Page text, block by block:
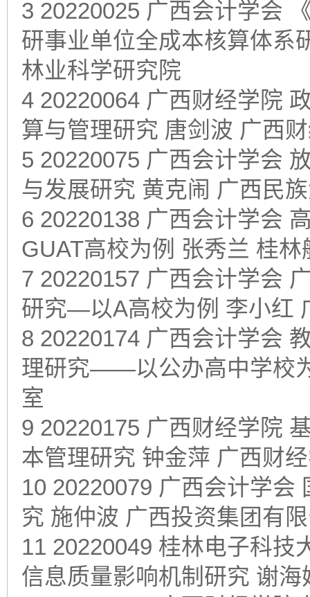
3 20220025 广西会计学会
研事业单位全成本核算体系
林业科学研究院
4 20220064 广西财经学院
算与管理研究 唐剑波 广西
5 20220075 广西会计学会
与发展研究 黄克闹 广西民
6 20220138 广西会计学会
GUAT高校为例 张秀兰 桂
7 20220157 广西会计学会
研究—以A高校为例 李小红
8 20220174 广西会计学会
理研究——以公办高中学校
室
9 20220175 广西财经学院
本管理研究 钟金萍 广西财
10 20220079 广西会计学会
究 施仲波 广西投资集团有
11 20220049 桂林电子科技
信息质量影响机制研究 谢